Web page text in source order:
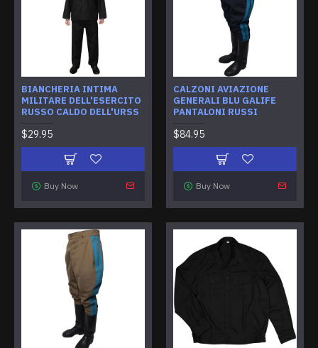
BIANCHERIA INTIMA
MILITARE DELL'ESERCITO
RUSSO CALDO DELL'URSS
$29.95
Buy Now
CALZONI AVIAZIONE
GENERALI BLU GALIFE
PANTALONI RUSSI
$84.95
Buy Now